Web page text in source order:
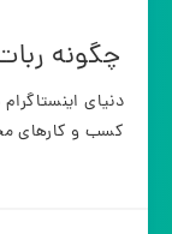
چگونه
دنیای
کسب و کارهای